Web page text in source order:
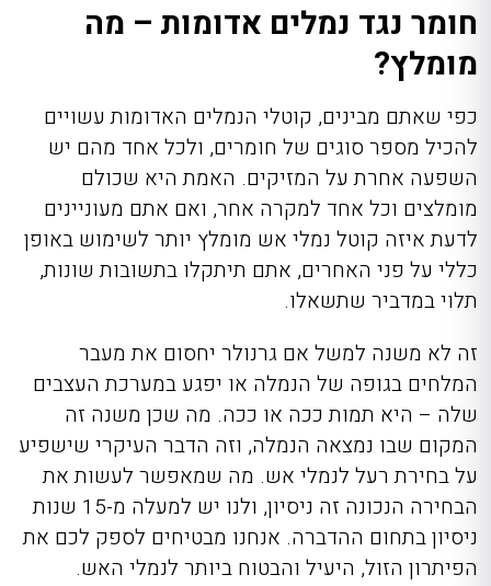
חומר נגד נמלים אדומות – מה
מומלץ?
כפי שאתם מבינים, קוטלי הנמלים האדומות עשויים
להכיל מספר סוגים של חומרים, ולכל אחד מהם יש
השפעה אחרת על המזיקים. האמת היא שכולם
מומלצים וכל אחד למקרה אחר, ואם אתם מעוניינים
לדעת איזה קוטל נמלי אש מומלץ יותר לשימוש באופן
כללי על פני האחרים, אתם תיתקלו בתשובות שונות,
תלוי במדביר שתשאלו.
זה לא משנה למשל אם גרנולר יחסום את מעבר
המלחים בגופה של הנמלה או יפגע במערכת העצבים
שלה – היא תמות ככה או ככה. מה שכן משנה זה
המקום שבו נמצאה הנמלה, וזה הדבר העיקרי שישפיע
על בחירת רעל לנמלי אש. מה שמאפשר לעשות את
הבחירה הנכונה זה ניסיון, ולנו יש למעלה מ-15 שנות
ניסיון בתחום ההדברה. אנחנו מבטיחים לספק לכם את
הפיתרון הזול, היעיל והבטוח ביותר לנמלי האש.